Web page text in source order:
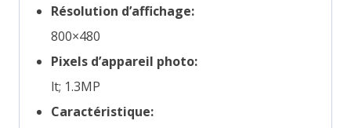
Résolution d’affichage:
800×480
Pixels d’appareil photo:
lt; 1.3MP
Caractéristique: